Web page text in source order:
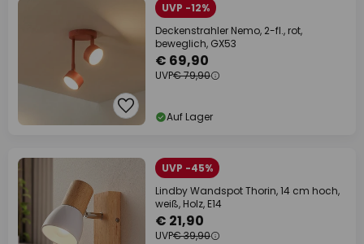
UVP -12%
Deckenstrahler Nemo, 2-fl., rot,
beweglich, GX53
€ 69,90
UVP€ 79,90
Auf Lager
UVP -45%
Lindby Wandspot Thorin, 14 cm hoch,
weiß, Holz, E14
€ 21,90
UVP€ 39,90